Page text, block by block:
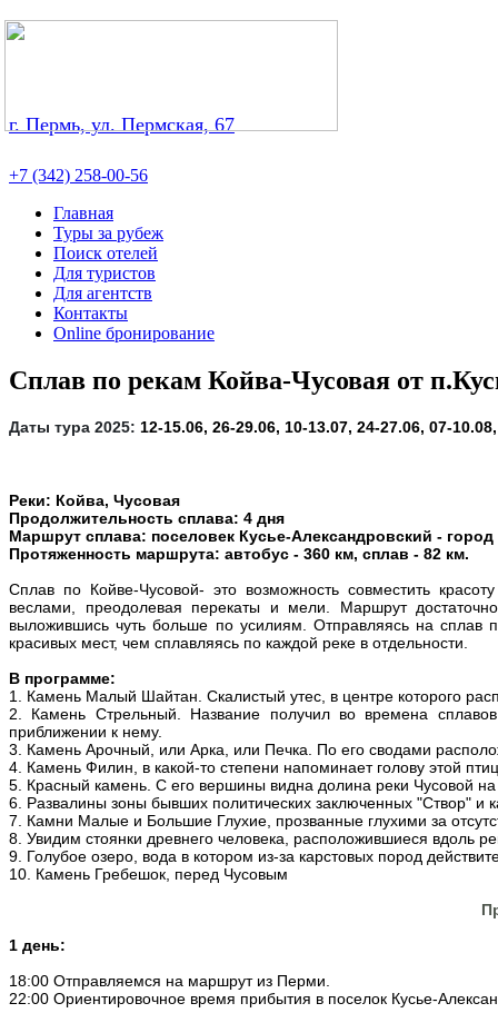
г. Пермь, ул. Пермская, 67
+7 (342) 258-00-56
Главная
Туры за рубеж
Поиск отелей
Для туристов
Для агентств
Контакты
Online бронирование
Сплав по рекам Койва-Чусовая от
Даты тура 2025: 12-15.06, 26-29.06, 10-13.07, 24-27.06, 07-
Реки: Койва, Чусовая
Продолжительность сплава: 4 дня
Маршрут сплава: поселовек Кусье-Александровский -
Протяженность маршрута: автобус - 360 км, сплав - 82 км.
Сплав по Койве-Чусовой- это возможность совместить
веслами, преодолевая перекаты и мели. Маршрут
выложившись чуть больше по усилиям. Отправляясь на
красивых мест, чем сплавляясь по каждой реке в отдельности.
В программе:
1. Камень Малый Шайтан. Скалистый утес, в центре которого
2. Камень Стрельный. Название получил во времена
приближении к нему.
3. Камень Арочный, или Арка, или Печка. По его сводами
4. Камень Филин, в какой-то степени напоминает голову этой
5. Красный камень. С его вершины видна долина реки Чусовой на
6. Развалины зоны бывших политических заключенных "Створ" и
7. Камни Малые и Большие Глухие, прозванные глухими за
8. Увидим стоянки древнего человека, расположившиеся вдоль
9. Голубое озеро, вода в котором из-за карстовых пород
10. Камень Гребешок, перед Чусовым
1 день:
18:00 Отправляемся на маршрут из Перми.
22:00 Ориентировочное время прибытия в поселок Кусье-